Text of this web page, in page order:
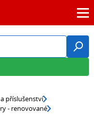
příslušenství
- renovované